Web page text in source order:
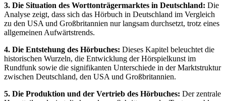
3. Die Situation des Worttonträgermarktes in Deutschland: Die
Analyse zeigt, dass sich das Hörbuch in Deutschland im Vergleich
zu den USA und Großbritannien nur langsam durchsetzt, trotz eines
allgemeinen Aufwärtstrends.
4. Die Entstehung des Hörbuches: Dieses Kapitel beleuchtet die
historischen Wurzeln, die Entwicklung der Hörspielkunst im
Rundfunk sowie die signifikanten Unterschiede in der Marktstruktur
zwischen Deutschland, den USA und Großbritannien.
5. Die Produktion und der Vertrieb des Hörbuches: Der zentrale